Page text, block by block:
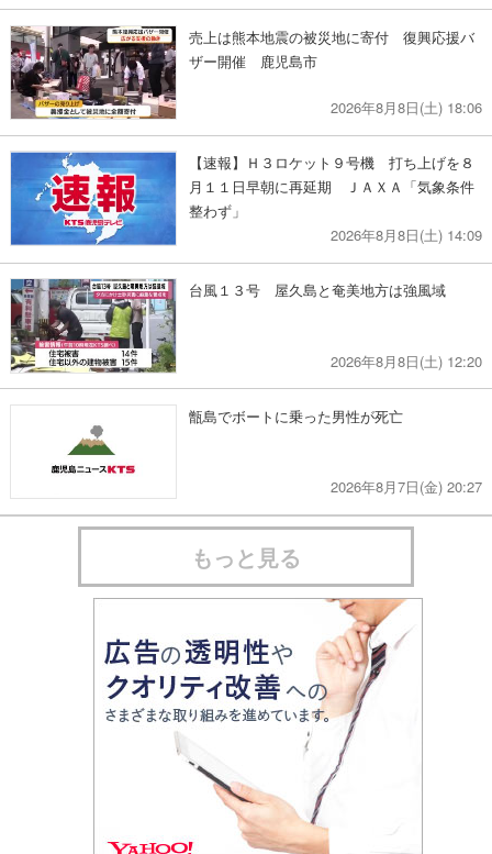
売上は熊本地震の被災地に寄付 復興応援バ
ザー開催 鹿児島市
2026年8月8日(土) 18:06
【速報】Ｈ３ロケット９号機 打ち上げを８
月１１日早朝に再延期 ＪＡＸＡ「気象条件
整わず」
2026年8月8日(土) 14:09
台風１３号 屋久島と奄美地方は強風域
2026年8月8日(土) 12:20
甑島でボートに乗った男性が死亡
2026年8月7日(金) 20:27
もっと見る